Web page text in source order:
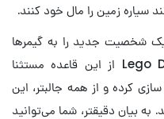
سیاره زمین را مال خود کنند.
شخصیت جدید را به گیمرها
می‌داد و بازی Lego DC Super-Villains از این قاعده مستثنا
کرده و از همه جالبتر، این
به بیان دقیقتر، شما می‌توانید